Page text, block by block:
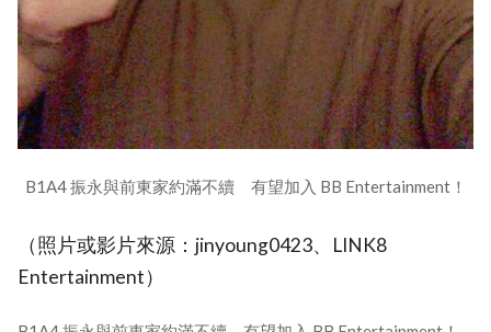
B1A4 振永與前東家約滿不續 有望加入 BB Entertainment！
（照片或影片來源：jinyoung0423、LINK8
Entertainment）